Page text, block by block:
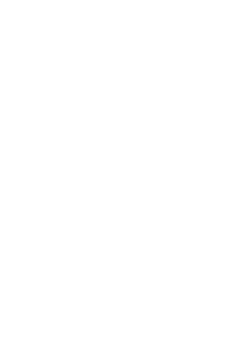
informativ. interaktiv